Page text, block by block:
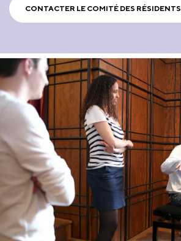
CONTACTER LE COMITÉ DES RÉSIDENTS